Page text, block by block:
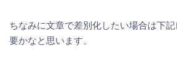
ちなみに文章で差別化したい場合は下
要かなと思います。